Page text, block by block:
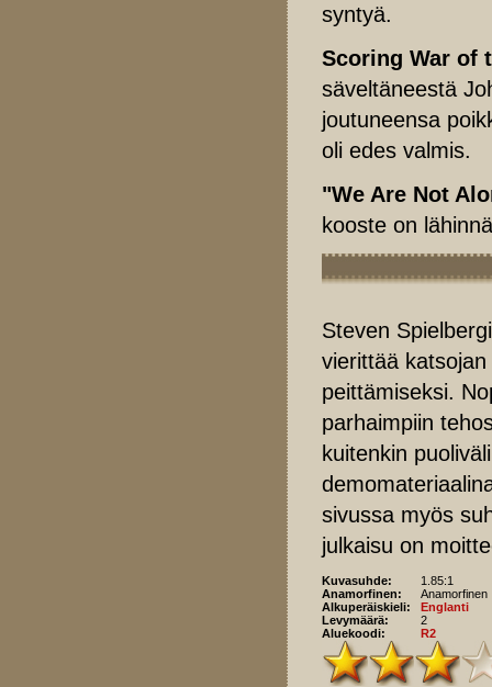
syntyä.
Scoring War of
säveltäneestä
joutuneensa
oli edes valmis.
"We Are Not
kooste on
Steven
vierittää
peittämiseksi.
parhaimpiin
kuitenkin
sivussa myös
julkaisu on
Kuvasuhde:
1.85:1
Anamorfinen:
Anamorfinen
Alkuperäiskieli:
Englanti
Levymäärä:
2
Aluekoodi:
R2